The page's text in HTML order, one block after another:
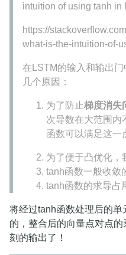
intuition of using tanh in
https://
what-is-the-intuition-of-
在LSTM的输入和输出
几个原因：
为了防止梯度消失
次导数在大范围内
函数可以满足这一
为了便于凸优化，
tanh函数一般收敛
tanh函数的求导占
将经过tanh函数处理后的
的，整合后的向量点对点
刻的输出了！